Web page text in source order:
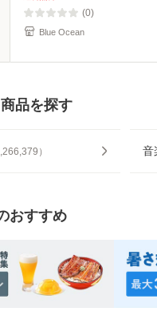
(0)
Blue Ocean
品を探す
） 音
おすすめ